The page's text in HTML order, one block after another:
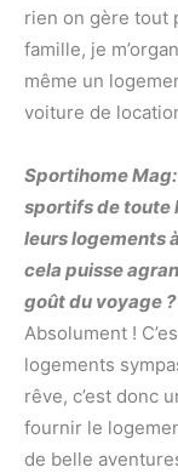
rien on gère tout
famille, je
même un
voiture de
Sportihome
sportifs de toute
leurs logements
cela puisse
goût du voyage ?
Absolument !
logements
rêve, c’est donc
fournir le
de belle